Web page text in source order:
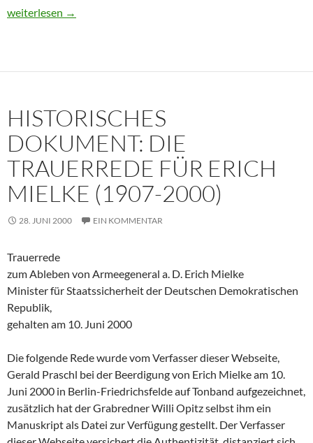
Erich Mielke: Wer weinte um den Herrn der Angst?
weiterlesen →
HISTORISCHES
DOKUMENT: DIE
TRAUERREDE FÜR ERICH
MIELKE (1907-2000)
28. JUNI 2000 EIN KOMMENTAR
Trauerrede
zum Ableben von Armeegeneral a. D. Erich Mielke
Minister für Staatssicherheit der Deutschen Demokratischen
Republik,
gehalten am 10. Juni 2000
Die folgende Rede wurde vom Verfasser dieser Webseite,
Gerald Praschl bei der Beerdigung von Erich Mielke am 10.
Juni 2000 in Berlin-Friedrichsfelde auf Tonband aufgezeichnet,
zusätzlich hat der Grabredner Willi Opitz selbst ihm ein
Manuskript als Datei zur Verfügung gestellt. Der Verfasser